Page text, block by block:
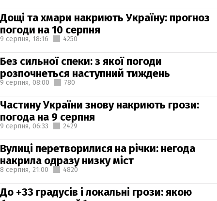
Дощі та хмари накриють Україну: прогноз
погоди на 10 серпня
9 серпня, 18:16 4250
Без сильної спеки: з якої погоди
розпочнеться наступний тиждень
9 серпня, 08:00 780
Частину України знову накриють грози:
погода на 9 серпня
9 серпня, 06:33 2429
Вулиці перетворилися на річки: негода
накрила одразу низку міст
8 серпня, 21:00 4820
До +33 градусів і локальні грози: якою